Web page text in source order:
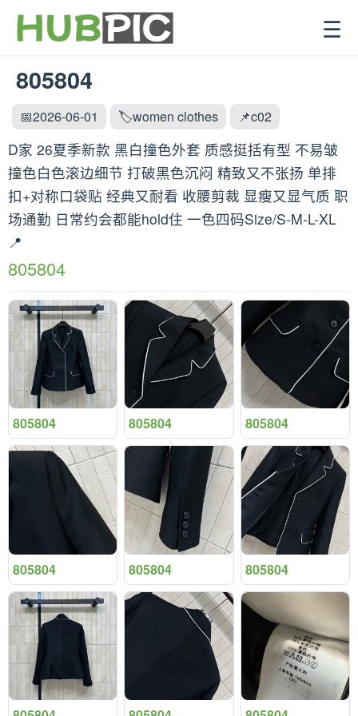
☰
805804
📅2026-06-01 🏷️women clothes 📌c02
D家 26夏季新款 黑白撞色外套 质感挺括有型 不易皱
撞色白色滚边细节 打破黑色沉闷 精致又不张扬 单排
扣+对称口袋贴 经典又耐看 收腰剪裁 显瘦又显气质 职
场通勤 日常约会都能hold住 一色四码Size/S-M-L-XL
📍
805804
805804 805804 805804
805804 805804 805804